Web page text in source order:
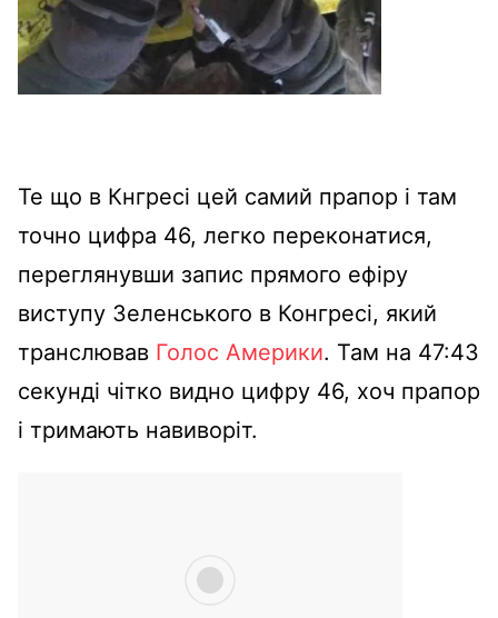
Те що в Кнгресі цей самий прапор і там
точно цифра 46, легко переконатися,
переглянувши запис прямого ефіру
виступу Зеленського в Конгресі, який
транслював Голос Америки. Там на 47:43
секунді чітко видно цифру 46, хоч прапор
і тримають навиворіт.